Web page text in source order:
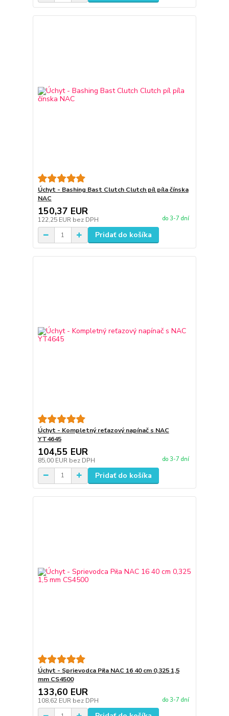
Úchyt - Bashing Bast Clutch Clutch píl píla čínska
NAC
150,37 EUR
122,25 EUR bez DPH do 3-7 dní
Pridať do košíka
Úchyt - Kompletný reťazový napínač s NAC
YT4645
104,55 EUR
85,00 EUR bez DPH do 3-7 dní
Pridať do košíka
Úchyt - Sprievodca Piła NAC 16 40 cm 0,325 1,5
mm CS4500
133,60 EUR
108,62 EUR bez DPH do 3-7 dní